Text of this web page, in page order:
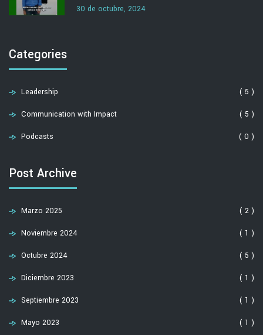
30 de octubre, 2024
Categories
Leadership ( 5 )
Communication with Impact ( 5 )
Podcasts ( 0 )
Post Archive
Marzo 2025 ( 2 )
Noviembre 2024 ( 1 )
Octubre 2024 ( 5 )
Diciembre 2023 ( 1 )
Septiembre 2023 ( 1 )
Mayo 2023 ( 1 )